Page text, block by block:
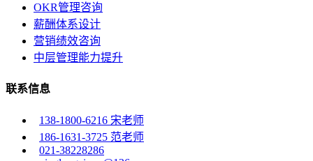
OKR管理咨询
薪酬体系设计
营销绩效咨询
中层管理能力提升
联系信息
138-1800-6216 宋老师
186-1631-3725 范老师
021-38228286